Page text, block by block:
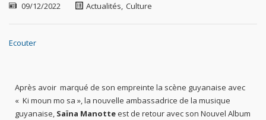
09/12/2022 Actualités, Culture
Ecouter
Après avoir marqué de son empreinte la scène guyanaise avec
« Ki moun mo sa », la nouvelle ambassadrice de la musique
guyanaise, Saïna Manotteest de retour avec son Nouvel Album